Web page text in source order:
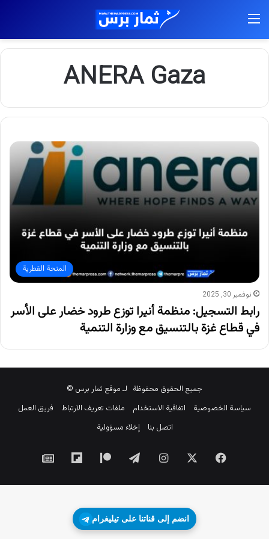
ANERA Gaza
المنحة القطرية
نوفمبر 30, 2025
رابط التسجيل: منظمة أنيرا توزع طرود خضار على الأسر
في قطاع غزة بالتنسيق مع وزارة التنمية
جميع الحقوق محفوظة لـ موقع ثمار برس ©
سياسة الخصوصية
اتفاقية الاستخدام ملفات تعريف الارتباط
فريق العمل
اتصل بنا
إخلاء مسؤولية
فيسبوك انستقرام تيلقرام ‫Patreon
Flipboard
نيوز
انضم إلى قناتنا على تيليغرام